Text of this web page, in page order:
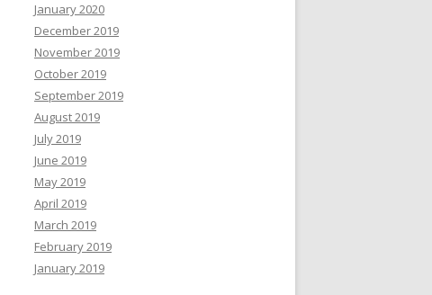
January 2020
December 2019
November 2019
October 2019
September 2019
August 2019
July 2019
June 2019
May 2019
April 2019
March 2019
February 2019
January 2019